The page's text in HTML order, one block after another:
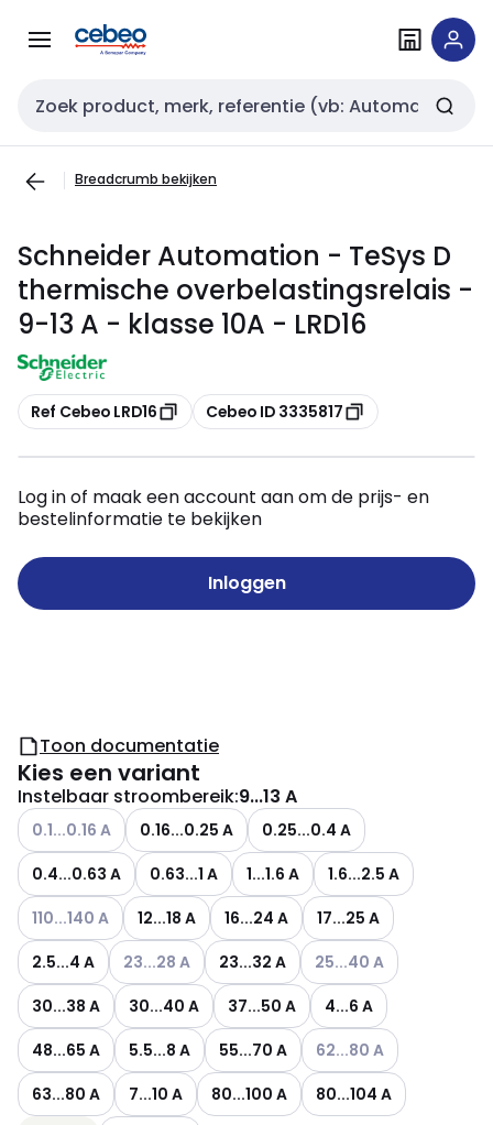
naar
naar
Zoekveld invoer
Breadcrumb bekijken
Schneider Automation - TeSys D
thermische overbelastingsrelais -
9-13 A - klasse 10A - LRD16
Kopiëren
Ref Cebeo LRD16 Kopiëren
Cebeo ID 3335817
Log in of maak een account aan om de prijs- en
bestelinformatie te bekijken
Inloggen
Toon documentatie
Kies een variant
Instelbaar stroombereik:9...13 A
Andere varianten (Huidige combinatie niet mogelijk)
0.1...0.16 A 0.16...0.25 A
0.25...0.4 A
0.4...0.63 A
0.63...1 A 1...1.6 A
1.6...2.5 A
Andere varianten (Huidige combinatie niet mogelijk)
110...140 A 12...18 A 16...24 A
17...25 A
2.5...4 A
Andere varianten (Huidige combinatie niet
23...28 A 23...32 A Andere varianten
25...40 A
30...38 A
30...40 A 37...50 A
4...6 A
48...65 A
5.5...8 A 55...70 A Andere varianten
62...80 A
63...80 A
7...10 A 80...100 A
80...104 A